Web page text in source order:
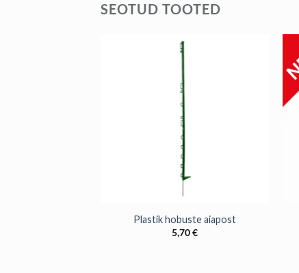
SEOTUD TOOTED
Plastik hobuste aiapost
5,70€